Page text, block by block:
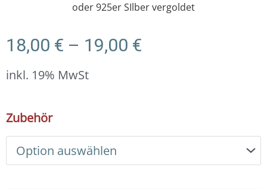
oder 925er SIlber vergoldet
18,00 € – 19,00 €
inkl. 19% MwSt
Zubehör
DIY
Armband
Basic
Set
Edelsteine